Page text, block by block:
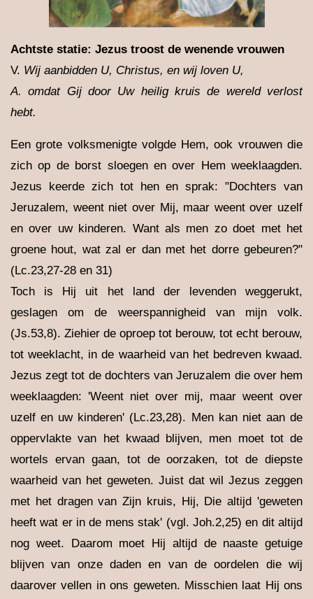
Achtste statie: Jezus troost de wenende vrouwen
V. Wij aanbidden U, Christus, en wij loven U,
A.omdat Gij door Uw heilig kruis de wereld verlost
hebt.
Een grote volksmenigte volgde Hem, ook vrouwen die
zich op de borst sloegen en over Hem weeklaagden.
Jezus keerde zich tot hen en sprak: "Dochters van
Jeruzalem, weent niet over Mij, maar weent over uzelf
en over uw kinderen. Want als men zo doet met het
groene hout, wat zal er dan met het dorre gebeuren?"
(Lc.23,27-28 en 31)
Toch is Hij uit het land der levenden weggerukt,
geslagen om de weerspannigheid van mijn volk.
(Js.53,8). Ziehier de oproep tot berouw, tot echt berouw,
tot weeklacht, in de waarheid van het bedreven kwaad.
Jezus zegt tot de dochters van Jeruzalem die over hem
weeklaagden: 'Weent niet over mij, maar weent over
uzelf en uw kinderen' (Lc.23,28). Men kan niet aan de
oppervlakte van het kwaad blijven, men moet tot de
wortels ervan gaan, tot de oorzaken, tot de diepste
waarheid van het geweten. Juist dat wil Jezus zeggen
met het dragen van Zijn kruis, Hij, Die altijd 'geweten
heeft wat er in de mens stak' (vgl. Joh.2,25) en dit altijd
nog weet. Daarom moet Hij altijd de naaste getuige
blijven van onze daden en van de oordelen die wij
daarover vellen in ons geweten. Misschien laat Hij ons